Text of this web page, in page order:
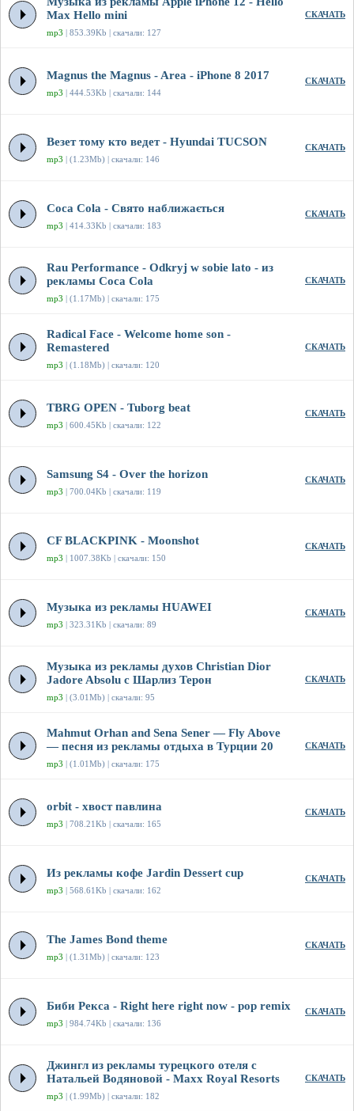
Max Hello mini
mp3 | 853.39Kb | скачали: 127
СКАЧАТЬ
Magnus the Magnus - Area - iPhone 8 2017
mp3 | 444.53Kb | скачали: 144
СКАЧАТЬ
Везет тому кто ведет - Hyundai TUCSON
mp3 | (1.23Mb) | скачали: 146
СКАЧАТЬ
Coca Cola - Свято наближається
mp3 | 414.33Kb | скачали: 183
СКАЧАТЬ
Rau Performance - Odkryj w sobie lato - из
рекламы Coca Cola
mp3 | (1.17Mb) | скачали: 175
СКАЧАТЬ
Radical Face - Welcome home son -
Remastered
mp3 | (1.18Mb) | скачали: 120
СКАЧАТЬ
TBRG OPEN - Tuborg beat
mp3 | 600.45Kb | скачали: 122
СКАЧАТЬ
Samsung S4 - Over the horizon
mp3 | 700.04Kb | скачали: 119
СКАЧАТЬ
CF BLACKPINK - Moonshot
mp3 | 1007.38Kb | скачали: 150
СКАЧАТЬ
Музыка из рекламы HUAWEI
mp3 | 323.31Kb | скачали: 89
СКАЧАТЬ
Музыка из рекламы духов Christian Dior
Jadore Absolu с Шарлиз Терон
mp3 | (3.01Mb) | скачали: 95
СКАЧАТЬ
Mahmut Orhan and Sena Sener — Fly Above
— песня из рекламы отдыха в Турции 20
mp3 | (1.01Mb) | скачали: 175
СКАЧАТЬ
orbit - хвост павлина
mp3 | 708.21Kb | скачали: 165
СКАЧАТЬ
Из рекламы кофе Jardin Dessert cup
mp3 | 568.61Kb | скачали: 162
СКАЧАТЬ
The James Bond theme
mp3 | (1.31Mb) | скачали: 123
СКАЧАТЬ
Биби Рекса - Right here right now - pop remix
mp3 | 984.74Kb | скачали: 136
СКАЧАТЬ
Джингл из рекламы турецкого отеля с
Натальей Водяновой - Maxx Royal Resorts
mp3 | (1.99Mb) | скачали: 182
СКАЧАТЬ